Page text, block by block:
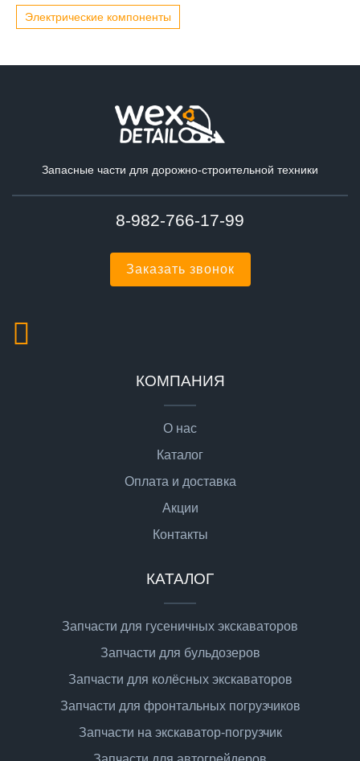
Электрические компоненты
Запасные части для дорожно-строительной техники
8-982-766-17-99
Заказать звонок
КОМПАНИЯ
О нас
Каталог
Оплата и доставка
Акции
Контакты
КАТАЛОГ
Запчасти для гусеничных экскаваторов
Запчасти для бульдозеров
Запчасти для колёсных экскаваторов
Запчасти для фронтальных погрузчиков
Запчасти на экскаватор-погрузчик